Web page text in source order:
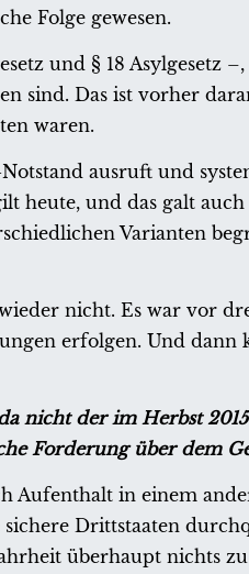
Folge gewesen.
und § 18 Asylgesetz
sind. Das ist vorher
waren.
ausruft und
heute, und das galt
Varianten
nicht. Es war vor
erfolgen. Und
nicht der im Herbst
Forderung über dem
in einem
Drittstaaten
überhaupt nichts